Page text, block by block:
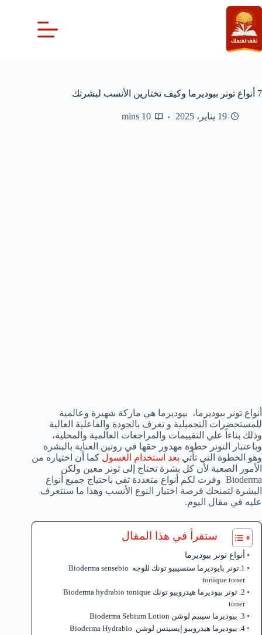
التجاوز
إلى
المحتوى
7 أنواع تونر بيوديرما وكيف تختارين الأنسب لبشرتك
19 يناير، 2025 10 mins
أنواع تونر بيوديرما، بيوديرما هي ماركة شهيرة وعالمية
للمستحضرات التجميلية و تعرف بالجودة والفاعلية العالية
وذلك بناءاً علي التقييمات والمراجعات العالمية والمحلية،
وباعتبار التونر خطوة مهدور حقها في روتين العناية بالبشرة
وهو الخطوة التي تأتي بعد استخدام الغسول كما أن اختياره من
الأمور الصعبة لأن كل بشرة تحتاج إلى تونر معين ولكن
Bioderma وفرت لكم أنواع متعددة تفي باحتياج جميع أنواع
البشرة لتمنحك فرصة اختيار النوع الأنسب وهذا ما سنتعرف
عليه في مقال اليوم.
ستقرأ في هذا المقال
أنواع تونر بيوديرما
1.تونر بايوديرما سنسيبيو تونك للوجه Bioderma sensebio
tonique toner
2. تونر بيوديرما هيدروبيو تونك Bioderma hydrabio tonique
toner
3. بيوديرما سيببم لوشن Bioderma Sebium Lotion
4. بيوديرما هيدروبيو إيسينس لوشن Bioderma Hydrabio